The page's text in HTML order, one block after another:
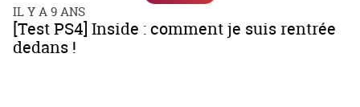
IL Y A 9 ANS
[Test PS4] Inside : comment je suis rentrée
dedans !